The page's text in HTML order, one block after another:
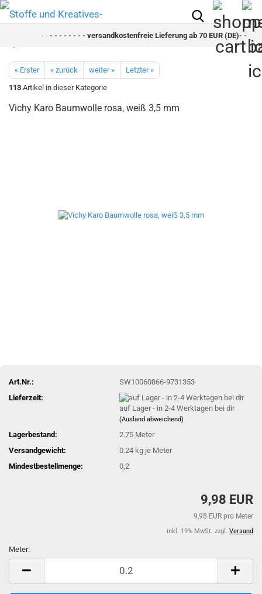
- -- - - - - - - - versandkostenfreie Lieferung ab 70 EUR (DE)- - - - -
« Erster « zurück weiter »
Letzter »
113 Artikel in dieser Kategorie
Vichy Karo Baumwolle rosa, weiß 3,5 mm
Art.Nr.:
SW10060866-9731353
Lieferzeit:
auf Lager - in 2-4 Werktagen bei dir
(Ausland abweichend)
Lagerbestand: 2.75 Meter
Versandgewicht:
0.24 kg je Meter
Mindestbestellmenge:
0,2
9,98 EUR
9,98 EUR pro Meter
inkl. 19% MwSt. zzgl. Versand
Meter:
Meter